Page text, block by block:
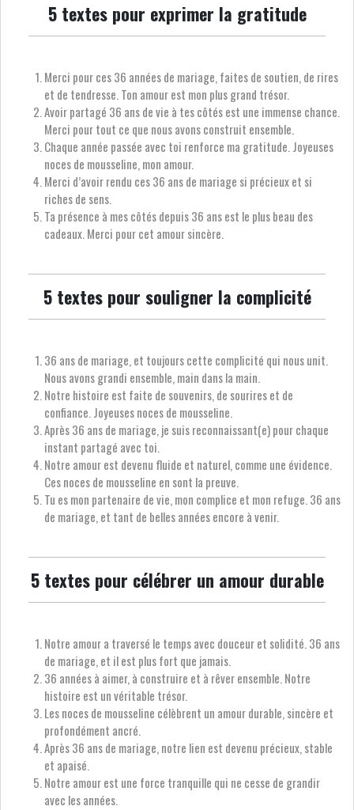
5 textes pour exprimer la gratitude
Merci pour ces 36 années de mariage, faites de soutien, de rires
et de tendresse. Ton amour est mon plus grand trésor.
Avoir partagé 36 ans de vie à tes côtés est une immense chance.
Merci pour tout ce que nous avons construit ensemble.
Chaque année passée avec toi renforce ma gratitude. Joyeuses
noces de mousseline, mon amour.
Merci d’avoir rendu ces 36 ans de mariage si précieux et si
riches de sens.
Ta présence à mes côtés depuis 36 ans est le plus beau des
cadeaux. Merci pour cet amour sincère.
5 textes pour souligner la complicité
36 ans de mariage, et toujours cette complicité qui nous unit.
Nous avons grandi ensemble, main dans la main.
Notre histoire est faite de souvenirs, de sourires et de
confiance. Joyeuses noces de mousseline.
Après 36 ans de mariage, je suis reconnaissant(e) pour chaque
instant partagé avec toi.
Notre amour est devenu fluide et naturel, comme une évidence.
Ces noces de mousseline en sont la preuve.
Tu es mon partenaire de vie, mon complice et mon refuge. 36 ans
de mariage, et tant de belles années encore à venir.
5 textes pour célébrer un amour durable
Notre amour a traversé le temps avec douceur et solidité. 36 ans
de mariage, et il est plus fort que jamais.
36 années à aimer, à construire et à rêver ensemble. Notre
histoire est un véritable trésor.
Les noces de mousseline célèbrent un amour durable, sincère et
profondément ancré.
Après 36 ans de mariage, notre lien est devenu précieux, stable
et apaisé.
Notre amour est une force tranquille qui ne cesse de grandir
avec les années.